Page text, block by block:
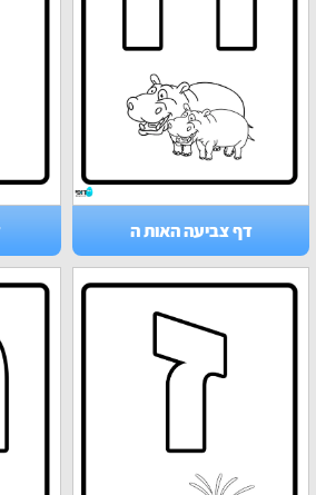
דף צביעה האות ה